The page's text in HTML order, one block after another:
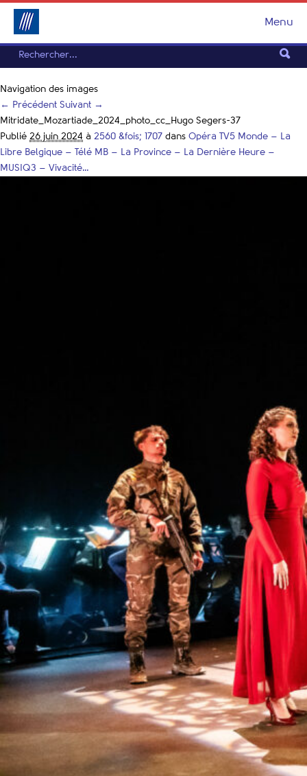
Menu
Navigation des images
← Précédent Suivant →
Mitridate_Mozartiade_2024_photo_cc_Hugo Segers-37
Publié 26 juin 2024 à 2560 &fois; 1707 dans Opéra TV5 Monde – La
Libre Belgique – Télé MB – La Province – La Dernière Heure –
MUSIQ3 – Vivacité…